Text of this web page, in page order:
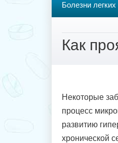
Болезни легких
Как
Некоторые
процесс
развитию
хронической